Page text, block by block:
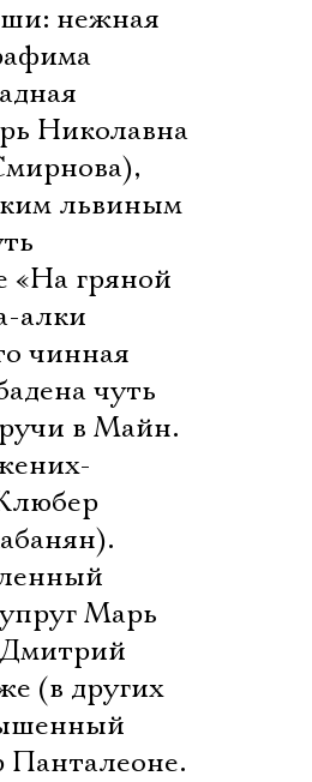
нежная
Николавна
львиным
«На гряной
алки
чинная
чуть
в Майн.
Марь
(в других
Панталеоне.
Имя